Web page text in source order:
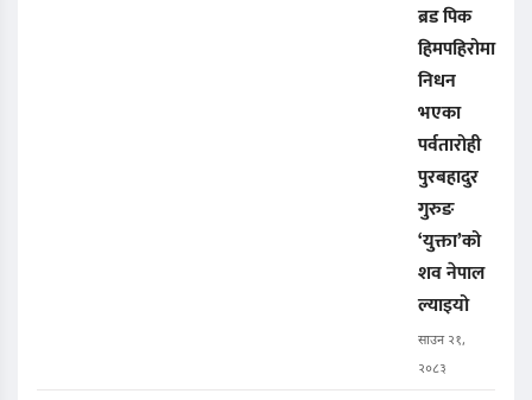
ब्रड पिक
हिमपहिरोमा
निधन
भएका
पर्वतारोही
पुरबहादुर
गुरुङ
‘युक्ता’को
शव नेपाल
ल्याइयो
साउन २१,
२०८३